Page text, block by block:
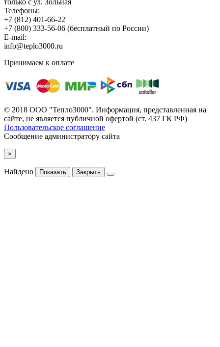
только с ул. Зольная
Телефоны:
+7 (812) 401-66-22
+7 (800) 333-56-06 (бесплатный по России)
E-mail:
info@teplo3000.ru
Принимаем к оплате
© 2018 ООО "Тепло3000". Информация, представленная на
сайте, не является публичной офертой (ст. 437 ГК РФ)
Пользовательское соглашение
Сообщение администратору сайта
×
Найдено Показать Закрыть